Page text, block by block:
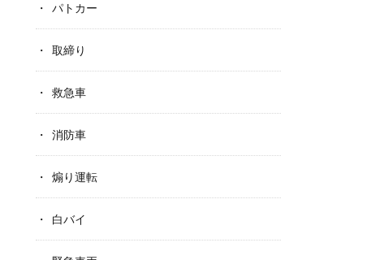
パトカー
取締り
救急車
消防車
煽り運転
白バイ